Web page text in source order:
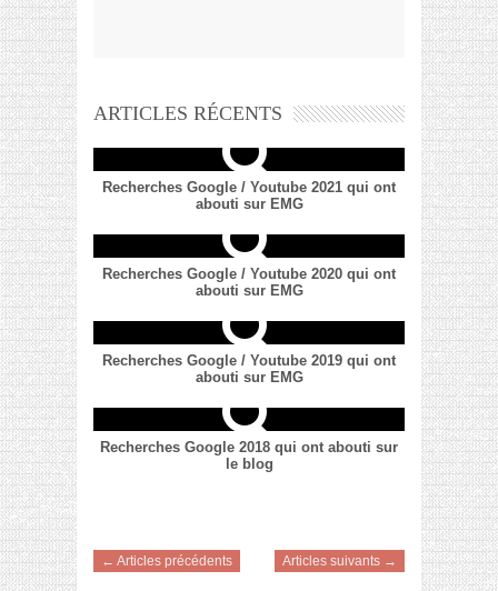
ARTICLES RÉCENTS
Recherches Google / Youtube 2021 qui ont
abouti sur EMG
Recherches Google / Youtube 2020 qui ont
abouti sur EMG
Recherches Google / Youtube 2019 qui ont
abouti sur EMG
Recherches Google 2018 qui ont abouti sur
le blog
← Articles précédents Articles suivants →